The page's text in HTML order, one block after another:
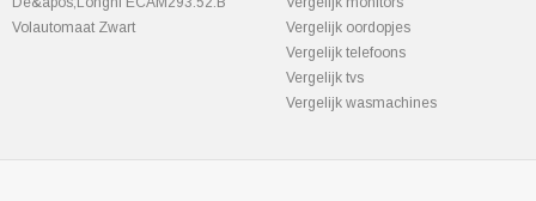
Volautomaat Zwart
Vergelijk oordopjes
Vergelijk telefoons
Vergelijk tvs
Vergelijk wasmachines